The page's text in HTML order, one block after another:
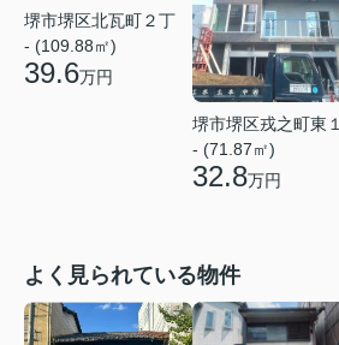
堺市堺区北瓦町２丁
- (109.88㎡)
39.6万円
堺市堺区戎之町東
- (71.87㎡)
32.8万円
よく見られている物件